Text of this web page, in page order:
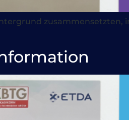
zusammensetzten,